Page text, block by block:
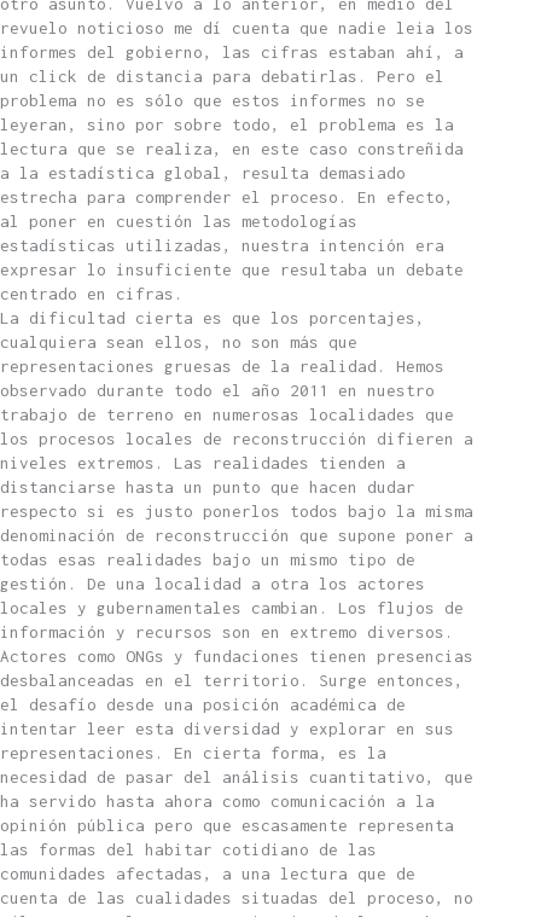
revuelo noticioso me dí cuenta que nadie leia los
informes del gobierno, las cifras estaban ahí, a
un click de distancia para debatirlas. Pero el
problema no es sólo que estos informes no se
leyeran, sino por sobre todo, el problema es la
lectura que se realiza, en este caso constreñida
a la estadística global, resulta demasiado
estrecha para comprender el proceso. En efecto,
al poner en cuestión las metodologías
estadísticas utilizadas, nuestra intención era
expresar lo insuficiente que resultaba un debate
centrado en cifras.
La dificultad cierta es que los porcentajes,
cualquiera sean ellos, no son más que
representaciones gruesas de la realidad. Hemos
observado durante todo el año 2011 en nuestro
trabajo de terreno en numerosas localidades que
los procesos locales de reconstrucción difieren a
niveles extremos. Las realidades tienden a
distanciarse hasta un punto que hacen dudar
respecto si es justo ponerlos todos bajo la misma
denominación de reconstrucción que supone poner a
todas esas realidades bajo un mismo tipo de
gestión. De una localidad a otra los actores
locales y gubernamentales cambian. Los flujos de
información y recursos son en extremo diversos.
Actores como ONGs y fundaciones tienen presencias
desbalanceadas en el territorio. Surge entonces,
el desafío desde una posición académica de
intentar leer esta diversidad y explorar en sus
representaciones. En cierta forma, es la
necesidad de pasar del análisis cuantitativo, que
ha servido hasta ahora como comunicación a la
opinión pública pero que escasamente representa
las formas del habitar cotidiano de las
comunidades afectadas, a una lectura que de
cuenta de las cualidades situadas del proceso, no